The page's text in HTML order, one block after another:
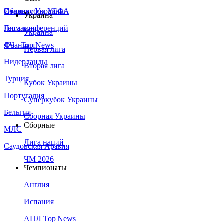
Сборная Украины
Италия
Германия
Франция
Нидерланды
Турция
Португалия
Бельгия
МЛС
Саудовская Аравия
Суперкубок УЕФА
Лига конференций
ЛЧ - Top News
Украина
Украина
Первая лига
Вторая лига
Кубок Украины
Суперкубок Украины
Сборная Украины
Сборные
Лига наций
ЧМ 2026
Чемпионаты
Англия
Испания
АПЛ Top News